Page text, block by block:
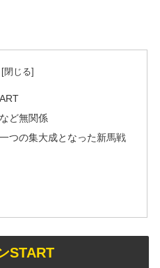
ど無関係
つの集大成となった新馬戦
START